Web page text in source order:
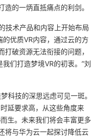
的一炳直抵痛点的利剑。
技术产品和内容上开始布局
优质VR内容，通过云的方
打破资源无法衔接的问题，
们打造梦境VR的初衷。”刘
科技的深思远虑可见一斑。
延要求高，从这些角度来
生。未来我们将会丰富更多
将与华为云一起探讨降低云